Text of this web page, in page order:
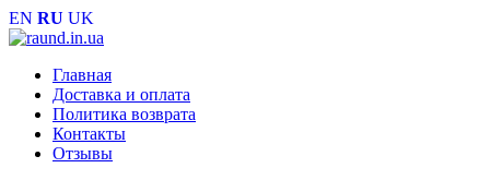
EN RU UK
Главная
Доставка и оплата
Политика возврата
Контакты
Отзывы